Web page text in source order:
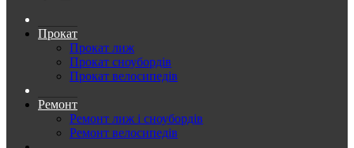
Прокат
Прокат лиж
Прокат сноубордів
Прокат велосипедів
Ремонт
Ремонт лиж і сноубордів
Ремонт велосипедів